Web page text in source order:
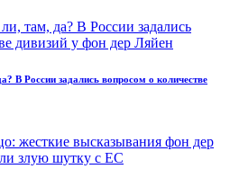
В России задались вопросом о количестве